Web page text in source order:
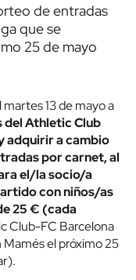
de entradas
que se
25 de mayo
13 de mayo a
del Athletic Club
adquirir a cambio
por carnet, al
el/la socio/a
con niños/as
25 € (cada
Club-FC Barcelona
Mamés el próximo 25